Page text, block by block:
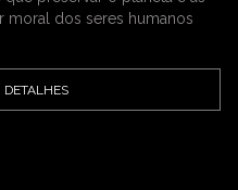
moral dos seres humanos
DETALHES